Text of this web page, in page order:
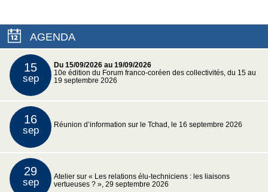
AGENDA
15
sep
Du 15/09/2026 au 19/09/2026
10e édition du Forum franco-coréen des collectivités, du 15 au
19 septembre 2026
16
sep Réunion d’information sur le Tchad, le 16 septembre 2026
29
sep
Atelier sur « Les relations élu-techniciens : les liaisons
vertueuses ? », 29 septembre 2026